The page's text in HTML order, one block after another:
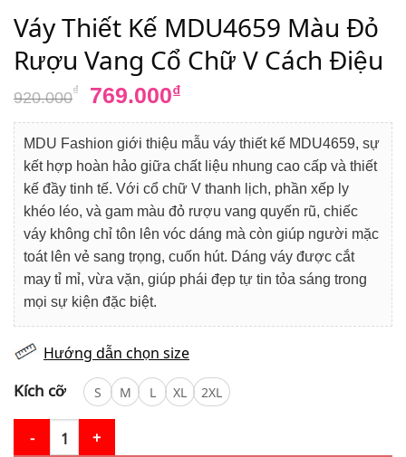
Váy Thiết Kế MDU4659 Màu Đỏ
Rượu Vang Cổ Chữ V Cách Điệu
920.000₫
Giá
là:
920.000₫.
769.000₫
tại
là:
769.000₫.
MDU Fashion giới thiệu mẫu váy thiết kế MDU4659, sự
kết hợp hoàn hảo giữa chất liệu nhung cao cấp và thiết
kế đầy tinh tế. Với cổ chữ V thanh lịch, phần xếp ly
khéo léo, và gam màu đỏ rượu vang quyến rũ, chiếc
váy không chỉ tôn lên vóc dáng mà còn giúp người mặc
toát lên vẻ sang trọng, cuốn hút. Dáng váy được cắt
may tỉ mỉ, vừa vặn, giúp phái đẹp tự tin tỏa sáng trong
mọi sự kiện đặc biệt.
Hướng dẫn chọn size
Kích cỡ S M L XL 2XL
Váy Thiết Kế MDU4659 Màu Đỏ Rượu Vang Cổ Chữ V Cách